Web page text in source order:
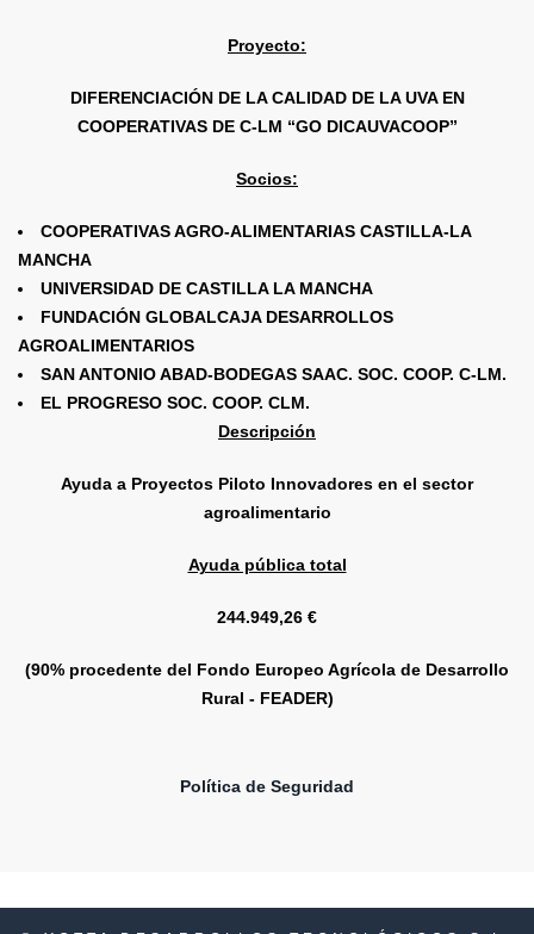
Proyecto:
DIFERENCIACIÓN DE LA CALIDAD DE LA UVA EN
COOPERATIVAS DE C-LM “GO DICAUVACOOP”
Socios:
COOPERATIVAS AGRO-ALIMENTARIAS CASTILLA-LA
MANCHA
UNIVERSIDAD DE CASTILLA LA MANCHA
FUNDACIÓN GLOBALCAJA DESARROLLOS
AGROALIMENTARIOS
SAN ANTONIO ABAD-BODEGAS SAAC. SOC. COOP. C-LM.
EL PROGRESO SOC. COOP. CLM.
Descripción
Ayuda a Proyectos Piloto Innovadores en el sector
agroalimentario
Ayuda pública total
244.949,26 €
(90% procedente del Fondo Europeo Agrícola de Desarrollo
Rural - FEADER)
Política de Seguridad